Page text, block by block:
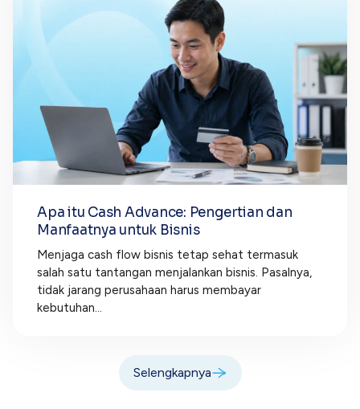
Apa itu Cash Advance: Pengertian dan
Manfaatnya untuk Bisnis
Menjaga cash flow bisnis tetap sehat termasuk
salah satu tantangan menjalankan bisnis. Pasalnya,
tidak jarang perusahaan harus membayar
kebutuhan...
Selengkapnya